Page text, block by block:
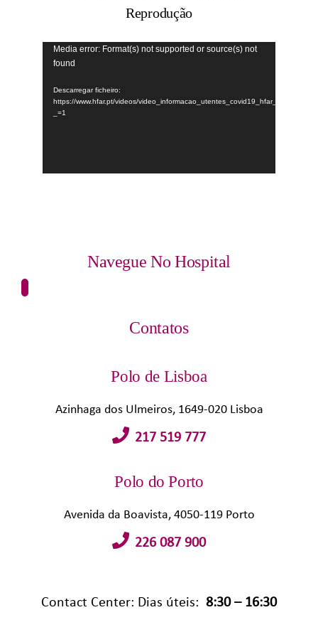
Contatos
Reprodução
Reprodutor
vídeo
Media error: Format(s) not supported or source(s) not
found
Descarregar ficheiro:
https://www.hfar.pt/videos/video_informacao_utentes_covid19_hfar_pl.mp4?
_=1
Navegue No Hospital
Contatos
Polo de Lisboa
Azinhaga dos Ulmeiros, 1649-020 Lisboa
217 519 777
Polo do Porto
Avenida da Boavista, 4050-119 Porto
226 087 900
Contact Center: Dias úteis: 8:30 – 16:30